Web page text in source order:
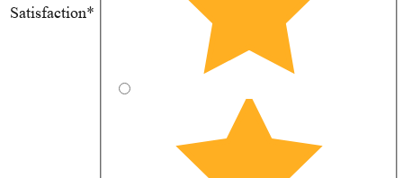
Satisfaction*